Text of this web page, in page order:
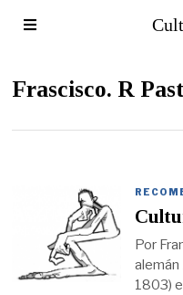
Frascisco. R
Por
1803)